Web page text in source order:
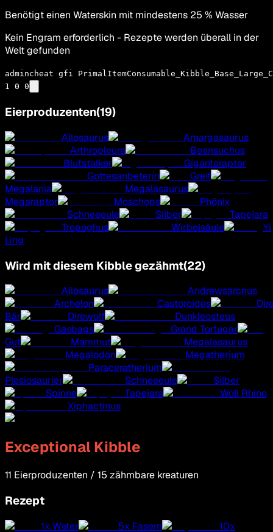
Benötigt einen Waterskin mit mindestens 25 % Wasser
Kein Engram erforderlich - Rezepte werden überall in der
Welt gefunden
admincheat gfi PrimalItemConsumable_Kibble_Base_Large_C
1 0 0
Eierproduzenten(19)
Allosaurus
Amargasaurus
Arthropleura
Beansuchus
Blutstalker
Gigantoraptor
Gottesanbeterin
Greif
Megalania
Megalasaurus
Megaraptor
Moschops
Phönix
Schneeeule
Silber
Tapejara
Tropoghus
Wirbelsäule
Yi
Ling
Wird mit diesem Kibble gezähmt(22)
Allosaurus
Andrewsarchus
Archelon
Castoroides
Bär
Direwolf
Dunkleosteus
Gasbags
Grand Tortugar
Gut
Mammut
Megalasaurus
Megalodon
Megatherium
Paraceratherium
Plesiosaurier
Schneeeule
Silber
Spinne
Tapejara
Woll Rhino
Xiphactinus
Exceptional Kibble
11 Eierproduzenten / 15 zähmbare kreaturen
Rezept
1xWater 5x Fasern 10x